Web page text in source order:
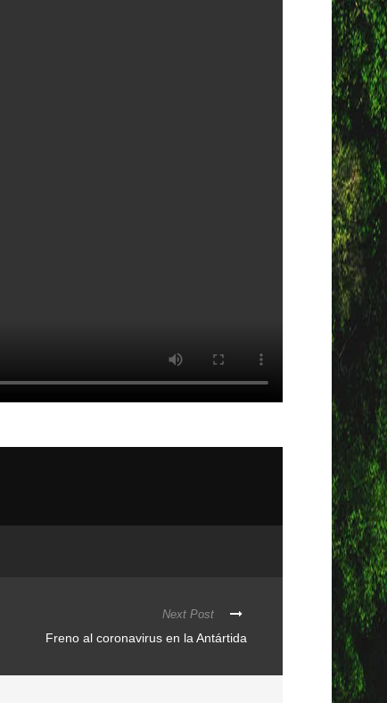
Next Post
Freno al coronavirus en la Antártida